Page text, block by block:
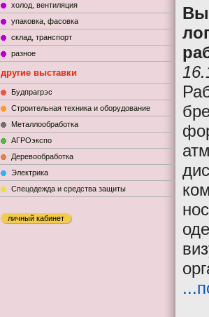
холод, вентиляция
упаковка, фасовка
склад, транспорт
разное
другие выставки
Будпрагрэс
Строительная техника и оборудование
Металлообработка
АГРОэкспо
Деревообработка
Электрика
Cпецодежда и средства защиты
личный кабинет